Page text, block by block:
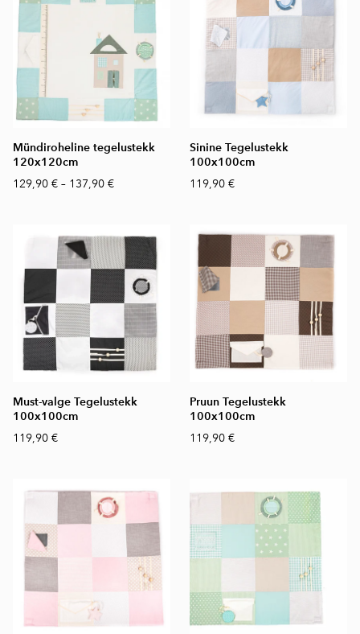
Mündiroheline tegelustekk
120x120cm
129,90 € – 137,90 €
Sinine Tegelustekk
100x100cm
119,90 €
Must-valge Tegelustekk
100x100cm
119,90 €
Pruun Tegelustekk
100x100cm
119,90 €